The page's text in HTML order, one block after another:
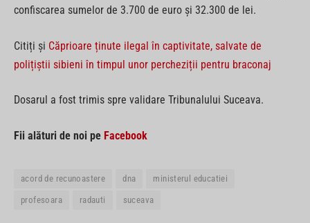
confiscarea sumelor de 3.700 de euro și 32.300 de lei.
Citiți și Căprioare ținute ilegal în captivitate, salvate de
polițiștii sibieni în timpul unor percheziții pentru braconaj
Dosarul a fost trimis spre validare Tribunalului Suceava.
Fii alături de noi pe Facebook
acord de recunoastere dna ministerul educatiei
profesoara radauti suceava